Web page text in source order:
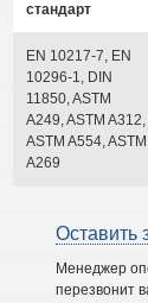
стандарт
EN 10217-7, EN
10296-1, DIN
11850, ASTM
A249, ASTM A312,
ASTM A554, ASTM
A269
Оставить
Менеджер
перезвонит